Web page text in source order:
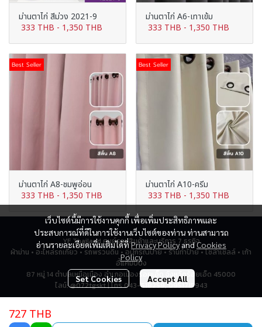
ม่านตาไก่ สีม่วง 2021-9
333 THB - 1,350 THB
ม่านตาไก่ A6-เทาเข้ม
333 THB - 1,350 THB
Best Seller
ม่านตาไก่ A8-ชมพูอ่อน
333 THB - 1,350 THB
Best Seller
ม่านตาไก่ A10-ครีม
333 THB - 1,350 THB
727 THB
เว็บไซต์นี้มีการใช้งานคุกกี้ เพื่อเพิ่มประสิทธิภาพและ
ประสบการณ์ที่ดีในการใช้งานเว็บไซต์ของท่าน ท่านสามารถ
อ่านรายละเอียดเพิ่มเติมได้ที่Privacy PolicyandCookies
Policy
Set Cookies Accept All
YF Thailand ศูนย์รวมสินค้าและบริการ 7 ธุรกิจ
ผ้าม่าน • อะไหล่รถเกี่ยว • รถพรวนดิน • อุปกรณ์ป้าย • ร้านทำป้าย • โซล่าเซลล์ • เก้า
อี้แคมป์ปิ้ง
87 หมู่ 14 ตำบลเหนือเมือง อำเภอเมืองร้อยเอ็ด จังหวัดร้อยเอ็ด 45000
ไลน์: @072tgskt | โทร 043-518259, 0951715943
Total Visitor2,794,739